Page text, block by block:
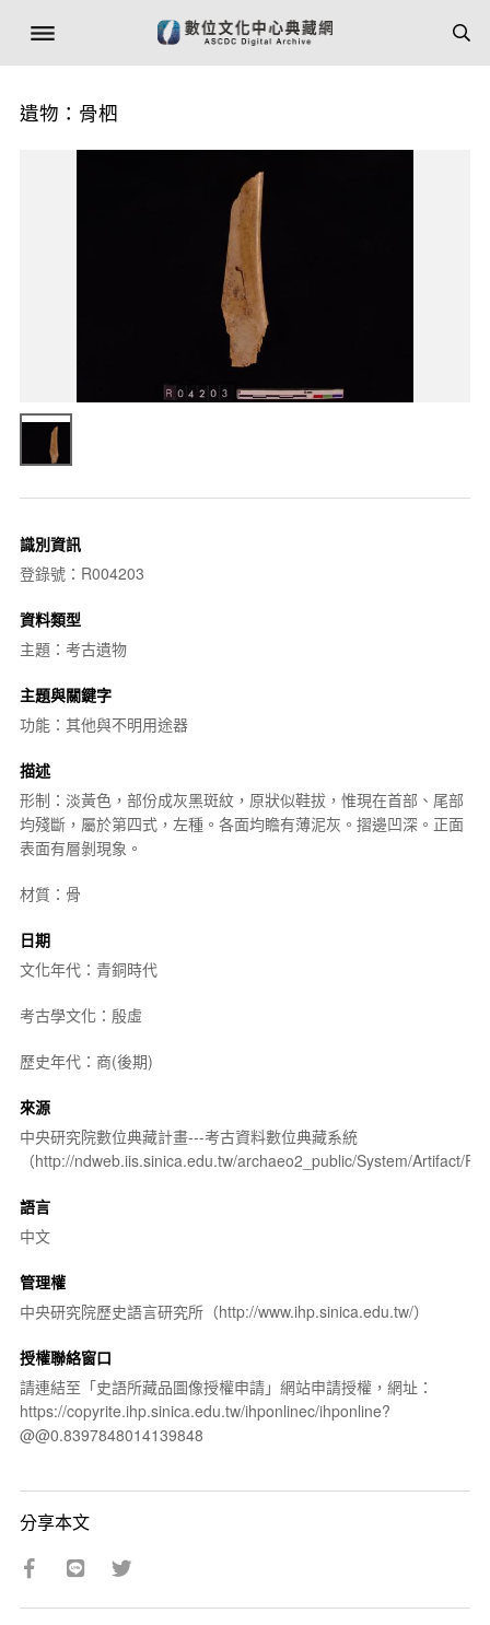
遺物：骨柶
識別資訊
登錄號：R004203
資料類型
主題：考古遺物
主題與關鍵字
功能：其他與不明用途器
描述
形制：淡黃色，部份成灰黑斑紋，原狀似鞋拔，惟現在首部、尾部
均殘斷，屬於第四式，左種。各面均瞻有薄泥灰。摺邊凹深。正面
表面有層剝現象。
材質：骨
日期
文化年代：青銅時代
考古學文化：殷虛
歷史年代：商(後期)
來源
中央研究院數位典藏計畫---考古資料數位典藏系統
（http://ndweb.iis.sinica.edu.tw/archaeo2_public/System/Artifact/
語言
中文
管理權
中央研究院歷史語言研究所（http://www.ihp.sinica.edu.tw/）
授權聯絡窗口
請連結至「史語所藏品圖像授權申請」網站申請授權，網址：
https://copyrite.ihp.sinica.edu.tw/ihponlinec/ihponline?
@@0.8397848014139848
分享本文